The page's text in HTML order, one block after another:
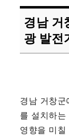
경남 거
광 발전
경남 거창군
를 설치하는
영향을 미